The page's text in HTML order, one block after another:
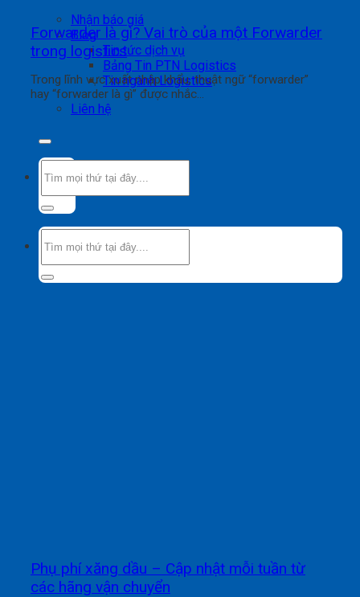
Nhận báo giá
Blog
Tin tức dịch vụ
Bảng Tin PTN Logistics
Tin ngành Logistics
Liên hệ
Forwarder là gì? Vai trò của một Forwarder
trong logistics
Trong lĩnh vực xuất nhập khẩu, thuật ngữ “forwarder”
hay “forwarder là gì” được nhắc...
Phụ phí xăng dầu – Cập nhật mỗi tuần từ
các hãng vận chuyển